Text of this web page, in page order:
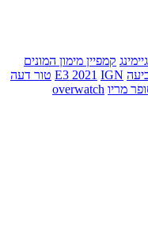
קמפיין מימון המונים
E3 2021 IGN
טור דעה
מריו overwatch